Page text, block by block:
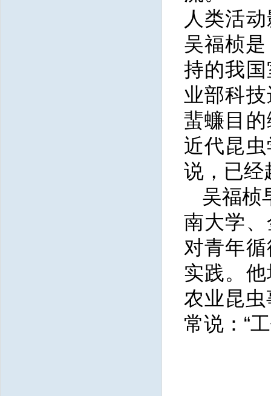
人类活
吴福桢
持的我
业部科
蜚蠊目
近代昆
说，已经
吴福桢
南大学
对青年
实践。
农业昆
常说：“